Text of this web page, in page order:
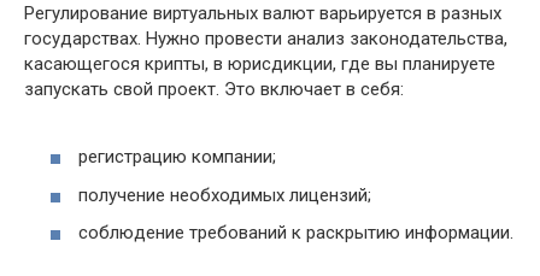
Регулирование виртуальных валют варьируется в разных
государствах. Нужно провести анализ законодательства,
касающегося крипты, в юрисдикции, где вы планируете
запускать свой проект. Это включает в себя:
регистрацию компании;
получение необходимых лицензий;
соблюдение требований к раскрытию информации.